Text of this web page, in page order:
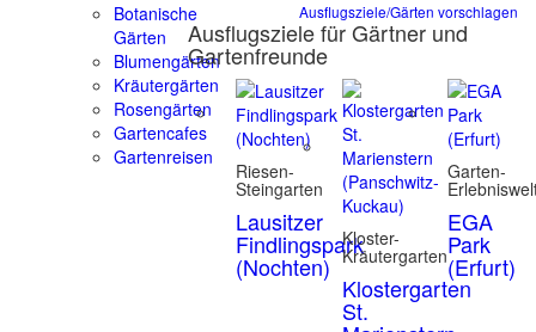
Botanische
Gärten
Blumengärten
Kräutergärten
Rosengärten
Gartencafes
Gartenreisen
Ausflugsziele/Gärten vorschlagen
Ausflugsziele für Gärtner und
Gartenfreunde
Riesen-
Steingarten
Lausitzer
Findlingspark
(Nochten)
Kloster-
Kräutergarten
Klostergarten
St.
Garten-
EGA
Park
(Erfurt)